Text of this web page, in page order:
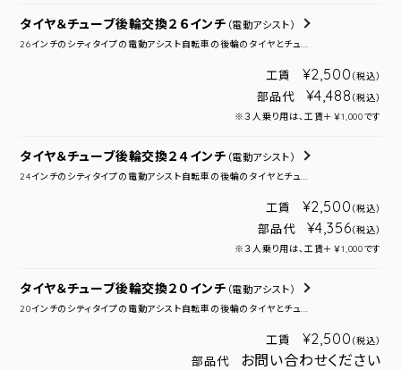
タイヤ＆チューブ後輪交換２６インチ （電動アシスト）
26インチのシティタイプの電動アシスト自転車の後輪のタイヤとチュ...
工賃 ¥2,500 （税込）
部品代 ¥4,488 （税込）
※３人乗り用は、工賃＋￥1,000です
タイヤ＆チューブ後輪交換２４インチ （電動アシスト）
24インチのシティタイプの電動アシスト自転車の後輪のタイヤとチュ...
工賃 ¥2,500 （税込）
部品代 ¥4,356（税込）
※３人乗り用は、工賃＋￥1,000です
タイヤ＆チューブ後輪交換２０インチ （電動アシスト）
20インチのシティタイプの電動アシスト自転車の後輪のタイヤとチュ...
工賃 ¥2,500 （税込）
部品代 お問い合わせください